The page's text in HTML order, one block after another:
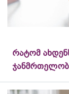
რატომ